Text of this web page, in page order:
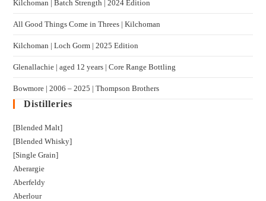
Kilchoman | Batch Strength | 2024 Edition
All Good Things Come in Threes | Kilchoman
Kilchoman | Loch Gorm​ | 2025 Edition
Glenallachie | aged 12 years | Core Range Bottling
Bowmore | 2006 – 2025 | Thompson Brothers
Distilleries
[Blended Malt]
[Blended Whisky]
[Single Grain]
Aberargie
Aberfeldy
Aberlour